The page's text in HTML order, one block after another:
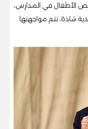
الأطفال في المدارس،
شاذة، تتم مواجهتها